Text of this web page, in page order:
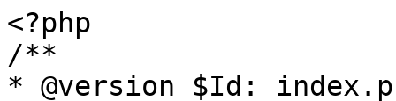
<?php
/**
* @version $Id: